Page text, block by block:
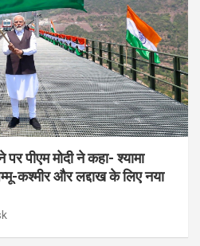
पीएम मोदी ने कहा- श्यामा
कश्मीर और लद्दाख के लिए नया